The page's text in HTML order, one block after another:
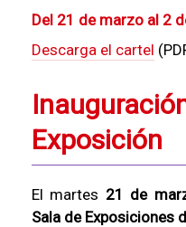
Del 21 de marzo al 2
Descarga el cartel
Exposición
El martes 21 de
Sala de Exposiciones